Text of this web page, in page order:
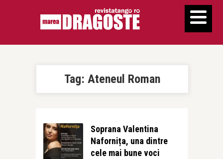
Tag: Ateneul Roman
Soprana Valentina
Nafornița, una dintre
cele mai bune voci